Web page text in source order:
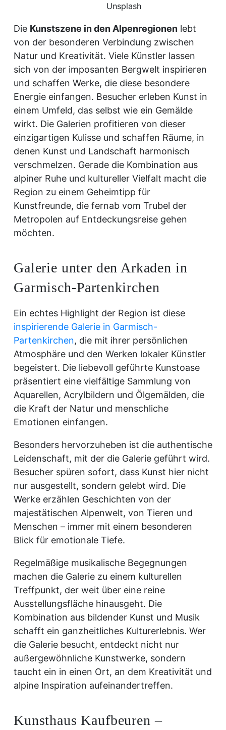
Unsplash
Die Kunstszene in den Alpenregionen lebt
von der besonderen Verbindung zwischen
Natur und Kreativität. Viele Künstler lassen
sich von der imposanten Bergwelt inspirieren
und schaffen Werke, die diese besondere
Energie einfangen. Besucher erleben Kunst in
einem Umfeld, das selbst wie ein Gemälde
wirkt. Die Galerien profitieren von dieser
einzigartigen Kulisse und schaffen Räume, in
denen Kunst und Landschaft harmonisch
verschmelzen. Gerade die Kombination aus
alpiner Ruhe und kultureller Vielfalt macht die
Region zu einem Geheimtipp für
Kunstfreunde, die fernab vom Trubel der
Metropolen auf Entdeckungsreise gehen
möchten.
Galerie unter den Arkaden in
Garmisch-Partenkirchen
Ein echtes Highlight der Region ist diese
inspirierende Galerie in Garmisch-
Partenkirchen, die mit ihrer persönlichen
Atmosphäre und den Werken lokaler Künstler
begeistert. Die liebevoll geführte Kunstoase
präsentiert eine vielfältige Sammlung von
Aquarellen, Acrylbildern und Ölgemälden, die
die Kraft der Natur und menschliche
Emotionen einfangen.
Besonders hervorzuheben ist die authentische
Leidenschaft, mit der die Galerie geführt wird.
Besucher spüren sofort, dass Kunst hier nicht
nur ausgestellt, sondern gelebt wird. Die
Werke erzählen Geschichten von der
majestätischen Alpenwelt, von Tieren und
Menschen – immer mit einem besonderen
Blick für emotionale Tiefe.
Regelmäßige musikalische Begegnungen
machen die Galerie zu einem kulturellen
Treffpunkt, der weit über eine reine
Ausstellungsfläche hinausgeht. Die
Kombination aus bildender Kunst und Musik
schafft ein ganzheitliches Kulturerlebnis. Wer
die Galerie besucht, entdeckt nicht nur
außergewöhnliche Kunstwerke, sondern
taucht ein in einen Ort, an dem Kreativität und
alpine Inspiration aufeinandertreffen.
Kunsthaus Kaufbeuren –